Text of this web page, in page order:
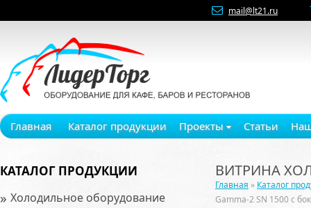
mail@lt21.ru
Главная Каталог продукции Проекты Статьи
КАТАЛОГ ПРОДУКЦИИ
» Холодильное оборудование
ВИТРИНА
Главная » Каталог
Gamma-2 SN 1500 с